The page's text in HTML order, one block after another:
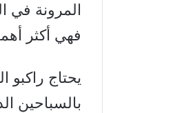
المرونة في
فهي أكثر
يحتاج
بالسباحين